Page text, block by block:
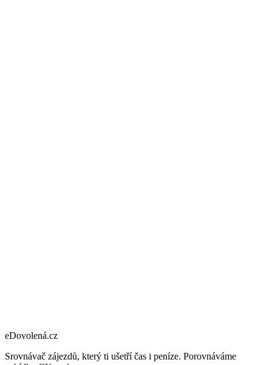
eDovolená.cz
Srovnávač zájezdů, který ti ušetří čas i peníze. Porovnáváme